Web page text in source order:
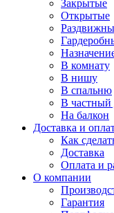
Закрытые
Открытые
В комнату
В нишу
В спальню
В частный
На балкон
Доставка и
Как
Доставка
Оплата и
О компании
Гарантия